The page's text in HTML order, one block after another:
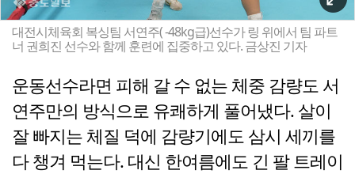
대전시체육회 복싱팀 서연주( -48kg급)선수가 링 위에서 팀 파트
너 권희진 선수와 함께 훈련에 집중하고 있다. 금상진 기자
운동선수라면 피해 갈 수 없는 체중 감량도 서
연주만의 방식으로 유쾌하게 풀어냈다. 살이
잘 빠지는 체질 덕에 감량기에도 삼시 세끼를
다 챙겨 먹는다. 대신 한여름에도 긴 팔 트레이